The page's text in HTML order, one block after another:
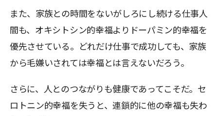
また、家族との時間をないがしろにし続ける仕事人
間も、オキシトシン的幸福よりドーパミン的幸福を
優先させている。どれだけ仕事で成功しても、家族
から毛嫌いされては幸福とは言えないだろう。
さらに、人とのつながりも健康であってこそだ。セ
ロトニン的幸福を失うと、連鎖的に他の幸福も失わ